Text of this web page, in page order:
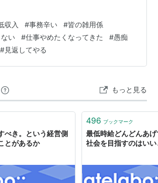
収入 #事務辛い #皆の雑用係
い #仕事やめたくなってきた #愚痴
#見返してやる
もっと見る
べき。という経営側
とがあるか
496 ブックマーク
最低時給どんどんあ
社会を目指すのはい